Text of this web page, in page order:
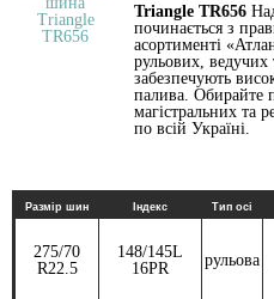
Triangle TR656
починається з
асортименті
рульових,
забезпечують
палива. Обирайте
магістральних та
по всій Україні.
Размір шин Індекс Тип осі
275/70
R22.5
148/145L
16PR
рульова